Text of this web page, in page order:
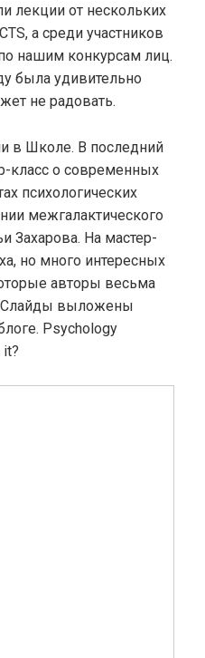
лекции от нескольких
а среди участников
нашим конкурсам лиц.
была удивительно
не радовать.
в Школе. В последний
класс о современных
психологических
межгалактического
Захарова. На мастер-
но много интересных
авторы весьма
Слайды выложены
Psychology
it?